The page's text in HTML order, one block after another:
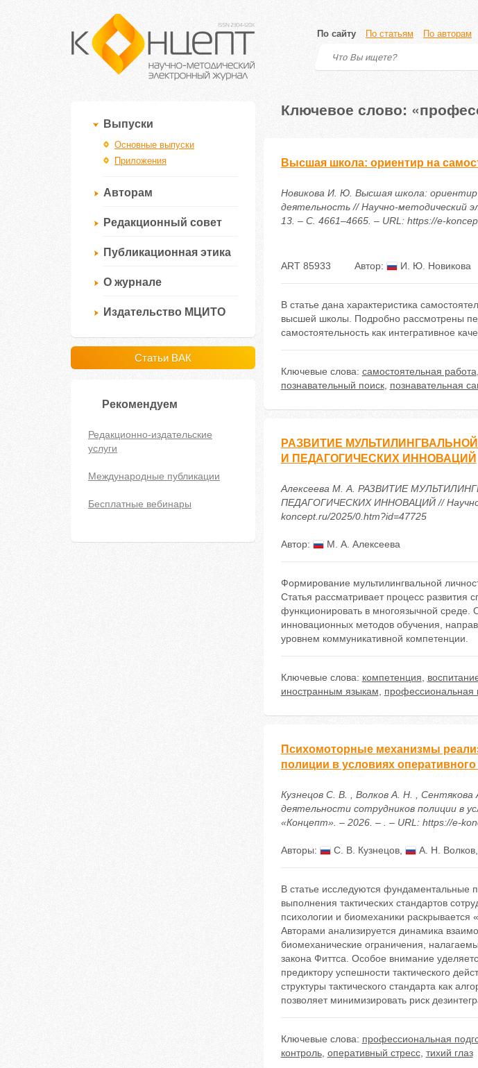
По сайту По статьям По авторам
Выпуски
Основные выпуски
Приложения
Авторам
Редакционный совет
Публикационная этика
О журнале
Издательство МЦИТО
Статьи ВАК
Рекомендуем
Редакционно-издательские
услуги
Международные публикации
Бесплатные вебинары
Ключевое слово:
Высшая школа: ориентир на
Новикова И. Ю. Высшая школа:
деятельность // Научно-методический
13. – С. 4661–4665. – URL: https://e-
ART 85933 Автор: И. Ю. Новикова
В статье дана характеристика
высшей школы. Подробно рассмотрены
самостоятельность как интегративное
Ключевые слова: самостоятельная работа
познавательный поиск, познавательная
РАЗВИТИЕ
И ПЕДАГОГИЧЕСКИХ ИННОВАЦИЙ
Алексеева М. А. РАЗВИТИЕ
ПЕДАГОГИЧЕСКИХ ИННОВАЦИЙ // Научно-
koncept.ru/2025/0.htm?id=47725
Автор: М. А. Алексеева
Формирование мультилингвальной
Статья рассматривает процесс развития
функционировать в многоязычной среде.
инновационных методов обучения,
уровнем коммуникативной компетенции.
Ключевые слова: компетенция
иностранным языкам
профессиональная
Психомоторные механизмы
полиции в условиях оперативного
Кузнецов С. В. , Волков А. Н. ,
деятельности сотрудников полиции в
«Концепт». – 2026. – . – URL: https://e-
Авторы: С. В. Кузнецов, А. Н. Волков,
В статье исследуются фундаментальные
выполнения тактических стандартов
психологии и биомеханики раскрывается
Авторами анализируется динамика
биомеханические ограничения,
закона Фиттса. Особое внимание
предиктору успешности тактического
структуры тактического стандарта как
позволяет минимизировать риск
Ключевые слова: профессиональная
контроль, оперативный стресс, тихий глаз